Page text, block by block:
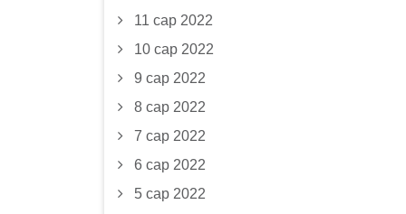
11 сар 2022
10 сар 2022
9 сар 2022
8 сар 2022
7 сар 2022
6 сар 2022
5 сар 2022